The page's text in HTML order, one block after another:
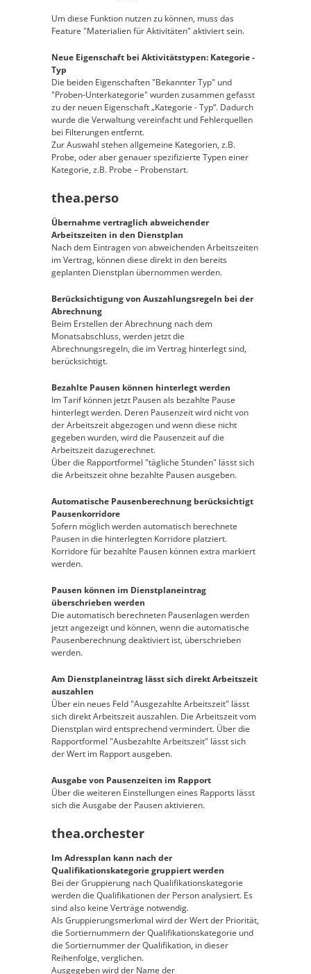
Um diese Funktion nutzen zu können, muss das
Feature "Materialien für Aktivitäten" aktiviert sein.
Neue Eigenschaft bei Aktivitätstypen: Kategorie -
Typ
Die beiden Eigenschaften "Bekannter Typ" und
"Proben-Unterkategorie" wurden zusammen gefasst
zu der neuen Eigenschaft „Kategorie - Typ“. Dadurch
wurde die Verwaltung vereinfacht und Fehlerquellen
bei Filterungen entfernt.
Zur Auswahl stehen allgemeine Kategorien, z.B.
Probe, oder aber genauer spezifizierte Typen einer
Kategorie, z.B. Probe – Probenstart.
thea.perso
Übernahme vertraglich abweichender
Arbeitszeiten in den Dienstplan
Nach dem Eintragen von abweichenden Arbeitszeiten
im Vertrag, können diese direkt in den bereits
geplanten Dienstplan übernommen werden.
Berücksichtigung von Auszahlungsregeln bei der
Abrechnung
Beim Erstellen der Abrechnung nach dem
Monatsabschluss, werden jetzt die
Abrechnungsregeln, die im Vertrag hinterlegt sind,
berücksichtigt.
Bezahlte Pausen können hinterlegt werden
Im Tarif können jetzt Pausen als bezahlte Pause
hinterlegt werden. Deren Pausenzeit wird nicht von
der Arbeitszeit abgezogen und wenn diese nicht
gegeben wurden, wird die Pausenzeit auf die
Arbeitszeit dazugerechnet.
Über die Rapportformel "tägliche Stunden" lässt sich
die Arbeitszeit ohne bezahlte Pausen ausgeben.
Automatische Pausenberechnung berücksichtigt
Pausenkorridore
Sofern möglich werden automatisch berechnete
Pausen in die hinterlegten Korridore platziert.
Korridore für bezahlte Pausen können extra markiert
werden.
Pausen können im Dienstplaneintrag
überschrieben werden
Die automatisch berechneten Pausenlagen werden
jetzt angezeigt und können, wenn die automatische
Pausenberechnung deaktiviert ist, überschrieben
werden.
Am Dienstplaneintrag lässt sich direkt Arbeitszeit
auszahlen
Über ein neues Feld "Ausgezahlte Arbeitszeit" lässt
sich direkt Arbeitszeit auszahlen. Die Arbeitszeit vom
Dienstplan wird entsprechend vermindert. Über die
Rapportformel "Ausbezahlte Arbeitszeit" lässt sich
der Wert im Rapport ausgeben.
Ausgabe von Pausenzeiten im Rapport
Über die weiteren Einstellungen eines Rapports lässt
sich die Ausgabe der Pausen aktivieren.
thea.orchester
Im Adressplan kann nach der
Qualifikationskategorie gruppiert werden
Bei der Gruppierung nach Qualifikationskategorie
werden die Qualifikationen der Person analysiert. Es
sind also keine Verträge notwendig.
Als Gruppierungsmerkmal wird der Wert der Priorität,
die Sortiernummern der Qualifikationskategorie und
die Sortiernummer der Qualifikation, in dieser
Reihenfolge, verglichen.
Ausgegeben wird der Name der